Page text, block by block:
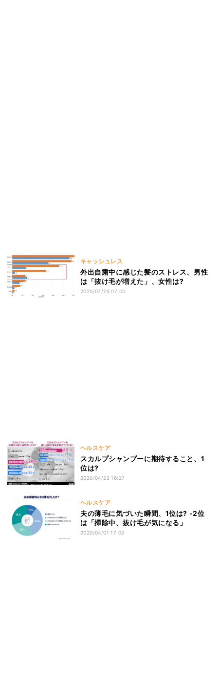
キャッシュレス
外出自粛中に感じた髪のストレス、男性
は「抜け毛が増えた」、女性は?
2020/07/25 07:00
ヘルスケア
スカルプシャンプーに期待すること、1
位は?
2020/04/22 16:27
ヘルスケア
夫の薄毛に気づいた瞬間、1位は? -2位
は「掃除中、抜け毛が気になる」
2020/04/01 17:05